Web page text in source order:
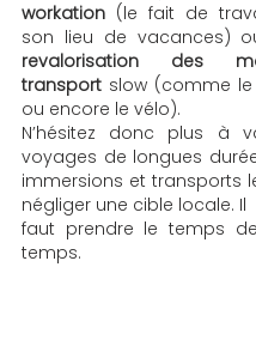
workation (le fait de
revalorisation des
transport slow (comme
ou encore le vélo).
N’hésitez donc plus à
voyages de longues
immersions et transports
négliger une cible locale. Il
faut prendre le temps
temps.